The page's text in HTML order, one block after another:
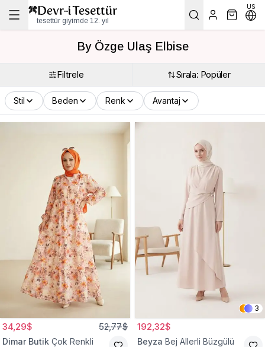
tesettür giyimde 12. yıl
US
By Özge Ulaş Elbise
Filtrele Sırala: Popüler
Stil Beden Renk Avantaj
34,29$ 52,77$
Dimar Butik Çok Renkli
3
192,32$
Beyza Bej Allerli Büzgülü